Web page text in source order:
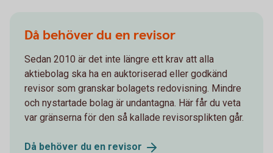
Då behöver du en revisor
Sedan 2010 är det inte längre ett krav att alla
aktiebolag ska ha en auktoriserad eller godkänd
revisor som granskar bolagets redovisning. Mindre
och nystartade bolag är undantagna. Här får du veta
var gränserna för den så kallade revisorsplikten går.
Då behöver du en revisor